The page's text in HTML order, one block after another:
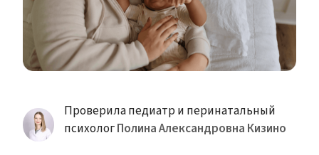
Проверила педиатр и перинатальный
психологПолина Александровна Кизино